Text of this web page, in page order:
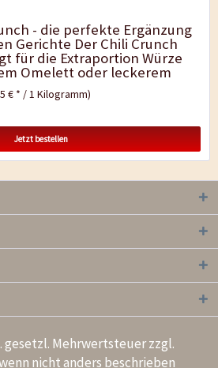
- die perfekte Ergänzung
Gerichte Der Chili Crunch
für die Extraportion Würze
Omelett oder leckerem
€ * / 1 Kilogramm)
Jetzt bestellen
gesetzl. Mehrwertsteuer zzgl.
nicht anders beschrieben